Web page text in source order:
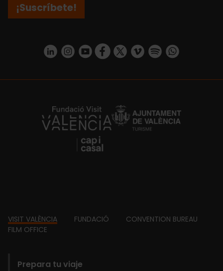
¡Suscríbete!
https://www.linkedin.com/company/turismo-valencia/mycompany/
https://www.instagram.com/visit_valencia/
https://www.youtube.com/user/
https://www.facebook.com/
https://twitter.com/
https://vimeo.com/
https://https://api.whatsapp.com/
https://fundacion.visitvalencia.com/
Footer
VISIT VALÈNCIA FUNDACIÓ
CONVENTION BUREAU
FILM OFFICE
Prepara tu viaje